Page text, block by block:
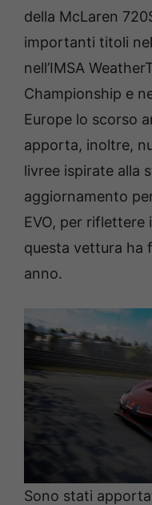
della McLaren
importanti titoli
nell’IMSA
Championship e
Europe lo scorso
apporta, inoltre,
livree ispirate alla
aggiornamento
EVO, per riflettere
questa vettura ha
anno.
Sono stati